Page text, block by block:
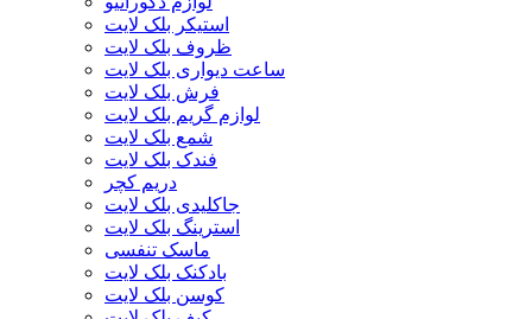
استیکر بلک لایت
ظروف بلک لایت
ساعت دیواری بلک لایت
فرش بلک لایت
لوازم گریم بلک لایت
شمع بلک لایت
فندک بلک لایت
دریم کچر
جاکلیدی بلک لایت
استرینگ بلک لایت
ماسک تنفسی
بادکنک بلک لایت
کوسن بلک لایت